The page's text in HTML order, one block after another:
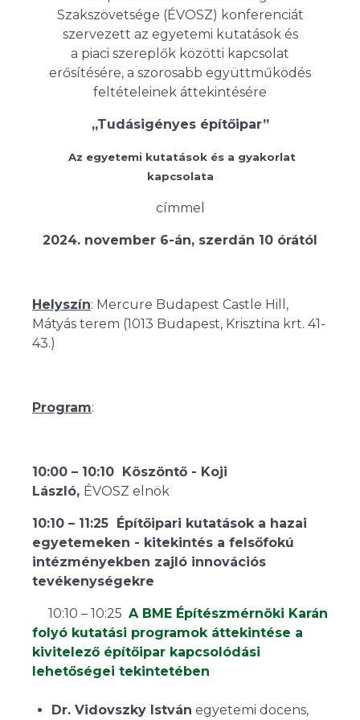
Szakszövetsége (ÉVOSZ) konferenciát
szervezett az egyetemi kutatások és
a piaci szereplők közötti kapcsolat
erősítésére, a szorosabb együttműködés
feltételeinek áttekintésére
„Tudásigényes építőipar”
Az egyetemi kutatások és a gyakorlat
kapcsolata
címmel
2024. november 6-án, szerdán 10 órától
Helyszín: Mercure Budapest Castle Hill,
Mátyás terem (1013 Budapest, Krisztina krt. 41-
43.)
Program:
10:00 – 10:10 Köszöntő - Koji
László, ÉVOSZ elnök
10:10 – 11:25 Építőipari kutatások a hazai
egyetemeken - kitekintés a felsőfokú
intézményekben zajló innovációs
tevékenységekre
10:10 – 10:25 A BME Építészmérnöki Karán
folyó kutatási programok áttekintése a
kivitelező építőipar kapcsolódási
lehetőségei tekintetében
Dr. Vidovszky István egyetemi docens,